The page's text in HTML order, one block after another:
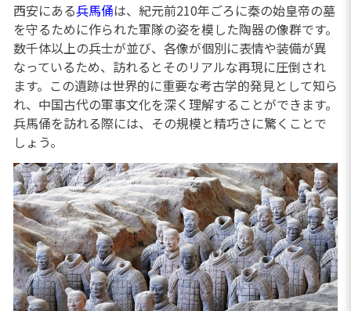
西安にある兵馬俑は、紀元前210年ごろに秦の始皇帝の墓
を守るために作られた軍隊の姿を模した陶器の像群です。
数千体以上の兵士が並び、各像が個別に表情や装備が異
なっているため、訪れるとそのリアルな再現に圧倒され
ます。この遺跡は世界的に重要な考古学的発見として知ら
れ、中国古代の軍事文化を深く理解することができます。
兵馬俑を訪れる際には、その規模と精巧さに驚くことで
しょう。